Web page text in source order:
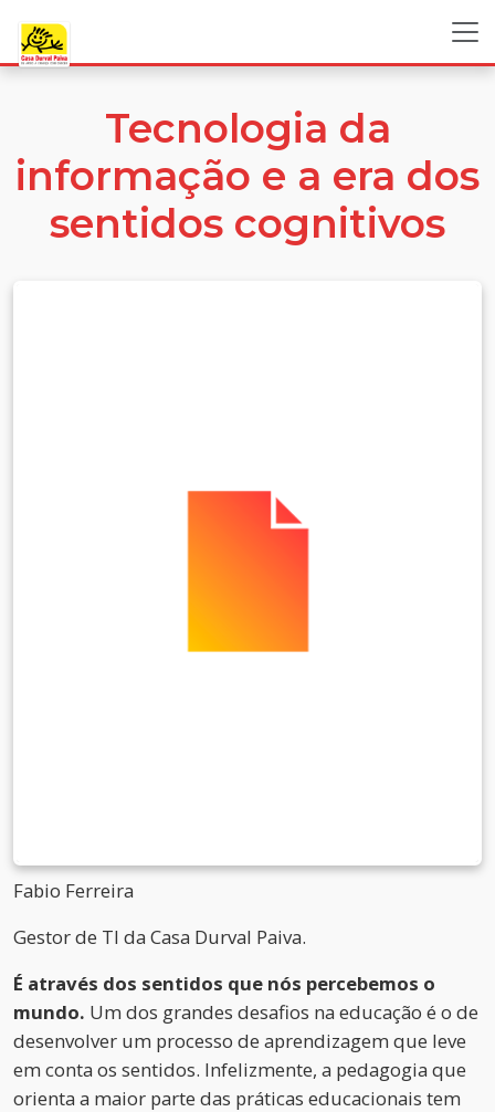
Tecnologia da
informação e a era dos
sentidos cognitivos
Fabio Ferreira
Gestor de TI da Casa Durval Paiva.
É através dos sentidos que nós percebemos o
mundo. Um dos grandes desafios na educação é o de
desenvolver um processo de aprendizagem que leve
em conta os sentidos. Infelizmente, a pedagogia que
orienta a maior parte das práticas educacionais tem